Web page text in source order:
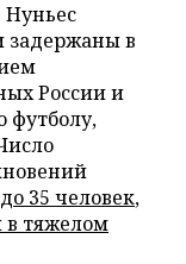
задержаны в
России и
футболу,
до 35 человек,
в тяжелом